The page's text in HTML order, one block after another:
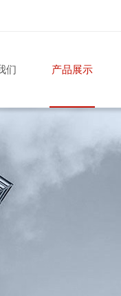
们 产品展示